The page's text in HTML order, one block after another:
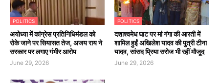
POLITICS
अयोध्या में कांग्रेस प्रतिनिधिमंडल को
रोके जाने पर सियासत तेज, अजय राय ने
सरकार पर लगाए गंभीर आरोप
June 29, 2026
POLITICS
दशाश्वमेध घाट पर मां गंगा की आरती में
शामिल हुईं अखिलेश यादव की पुत्री टीना
यादव, सांसद प्रिया सरोज भी रहीं मौजूद
June 29, 2026